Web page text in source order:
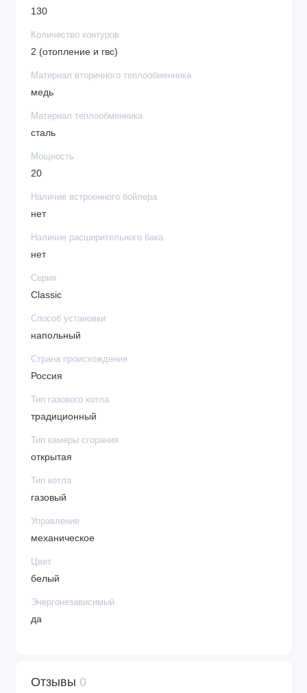
по защите от задувания.
- надежная работа газового прибора обеспечивается
130
Количество контуров
2 (отопление и гвс)
Материал вторичного теплообменника
медь
Материал теплообменника
сталь
Мощность
20
Наличие встроенного бойлера
нет
Наличие расширительного бака
нет
Серия
Classic
Способ установки
напольный
Страна происхождения
Россия
Тип газового котла
традиционный
Тип камеры сгорания
открытая
Тип котла
газовый
Управление
механическое
Цвет
белый
Энергонезависимый
да
Отзывы 0